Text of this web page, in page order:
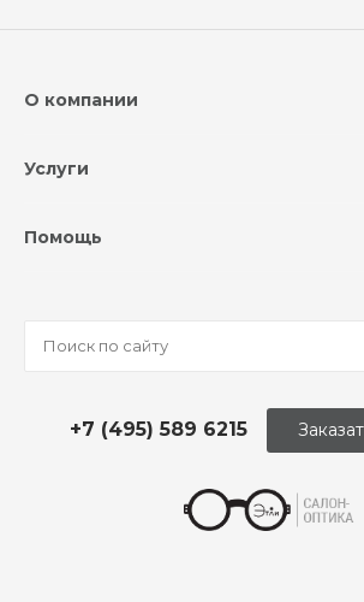
О компании
Услуги
Помощь
+7 (495) 589 6215